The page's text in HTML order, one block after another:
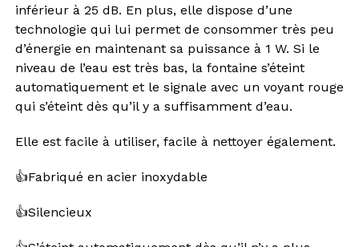
inférieur à 25 dB. En plus, elle dispose d’une
technologie qui lui permet de consommer très peu
d’énergie en maintenant sa puissance à 1 W. Si le
niveau de l’eau est très bas, la fontaine s’éteint
automatiquement et le signale avec un voyant rouge
qui s’éteint dès qu’il y a suffisamment d’eau.
Elle est facile à utiliser, facile à nettoyer également.
👍Fabriqué en acier inoxydable
👍Silencieux